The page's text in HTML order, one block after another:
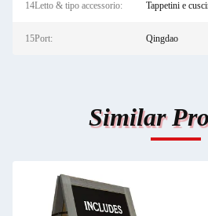
14Letto & tipo accessorio: Tappetini e
15Port: Qingdao
Similar